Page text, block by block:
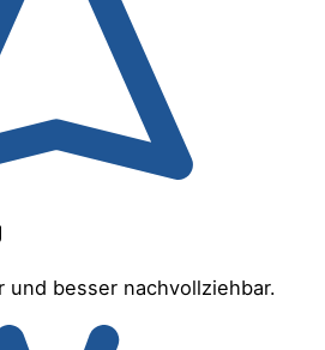
und besser nachvollziehbar.